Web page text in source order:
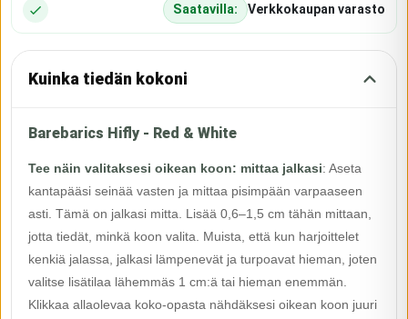
Saatavilla: Verkkokaupan varasto
Kuinka tiedän kokoni
Barebarics Hifly - Red & White
Tee näin valitaksesi oikean koon: mittaa jalkasi: Aseta
kantapääsi seinää vasten ja mittaa pisimpään varpaaseen
asti. Tämä on jalkasi mitta. Lisää 0,6–1,5 cm tähän mittaan,
jotta tiedät, minkä koon valita. Muista, että kun harjoittelet
kenkiä jalassa, jalkasi lämpenevät ja turpoavat hieman, joten
valitse lisätilaa lähemmäs 1 cm:ä tai hieman enemmän.
Klikkaa allaolevaa koko-opasta nähdäksesi oikean koon juuri